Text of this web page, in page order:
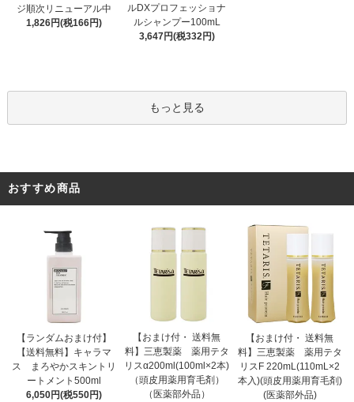
ジ順次リニューアル中
1,826円(税166円)
ルDXプロフェッショナ
ルシャンプー100mL
3,647円(税332円)
もっと見る
おすすめ商品
【ランダムおまけ付】
【送料無料】キャラマ
ス まろやかスキントリ
ートメント500ml
6,050円(税550円)
【おまけ付・ 送料無
料】三恵製薬 薬用テタ
リスα200ml(100ml×2本)
（頭皮用薬用育毛剤）
（医薬部外品）
【おまけ付・ 送料無
料】三恵製薬 薬用テタ
リスF 220mL(110mL×2
本入)(頭皮用薬用育毛剤)
(医薬部外品)